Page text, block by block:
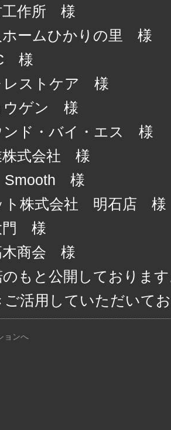
工作所 様
ホームひかりの里 様
様
レストケア 様
ウゲン 様
ンド・バイ・エス 様
株式会社 様
Smooth 様
ト株式会社 明石店 様
門 様
商会 様
もと公開しておりま
ご活用していただいて
ョンへ